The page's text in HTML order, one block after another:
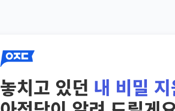
놓치고 있던 내 비밀